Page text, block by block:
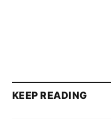
KEEP READING